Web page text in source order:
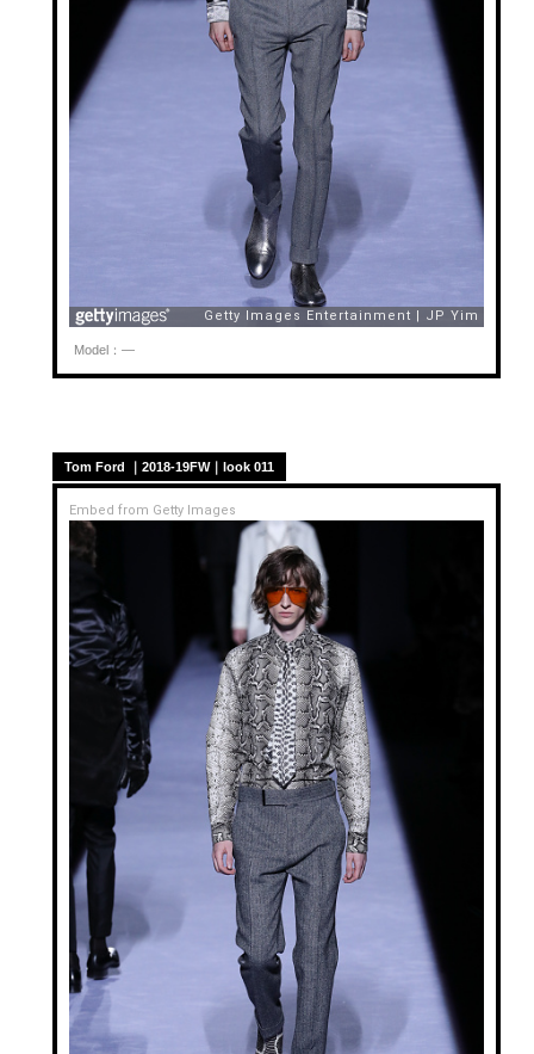
Model：—
Tom Ford ｜2018-19FW｜look 011
Embed from Getty Images